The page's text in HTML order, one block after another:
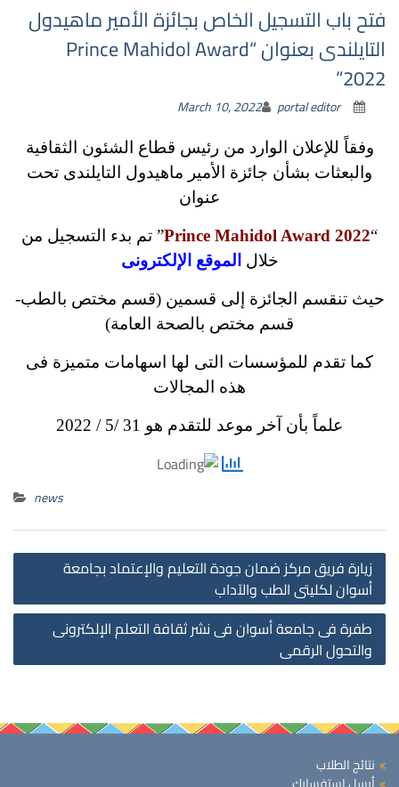
فتح باب التسجيل الخاص بجائزة الأمير ماهيدول
التايلندى بعنوان “Prince Mahidol Award
2022”
March 10, 2022 portal editor
وفقاً للإعلان الوارد من رئيس قطاع الشئون الثقافية
والبعثات بشأن جائزة الأمير ماهيدول التايلندى تحت
عنوان
“
Prince Mahidol Award 2022” تم بدء التسجيل من
خلال الموقع الإلكترونى
حيث تنقسم الجائزة إلى قسمين (قسم مختص بالطب-
قسم مختص بالصحة العامة)
كما تقدم للمؤسسات التى لها اسهامات متميزة فى
هذه المجالات
علماً بأن آخر موعد للتقدم هو 31 /5 / 2022
news
زيارة فريق مركز ضمان جودة التعليم والإعتماد بجامعة
أسوان لكليتى الطب والآداب
طفرة فى جامعة أسوان فى نشر ثقافة التعلم الإلكترونى
والتحول الرقمى
نتائج الطلاب